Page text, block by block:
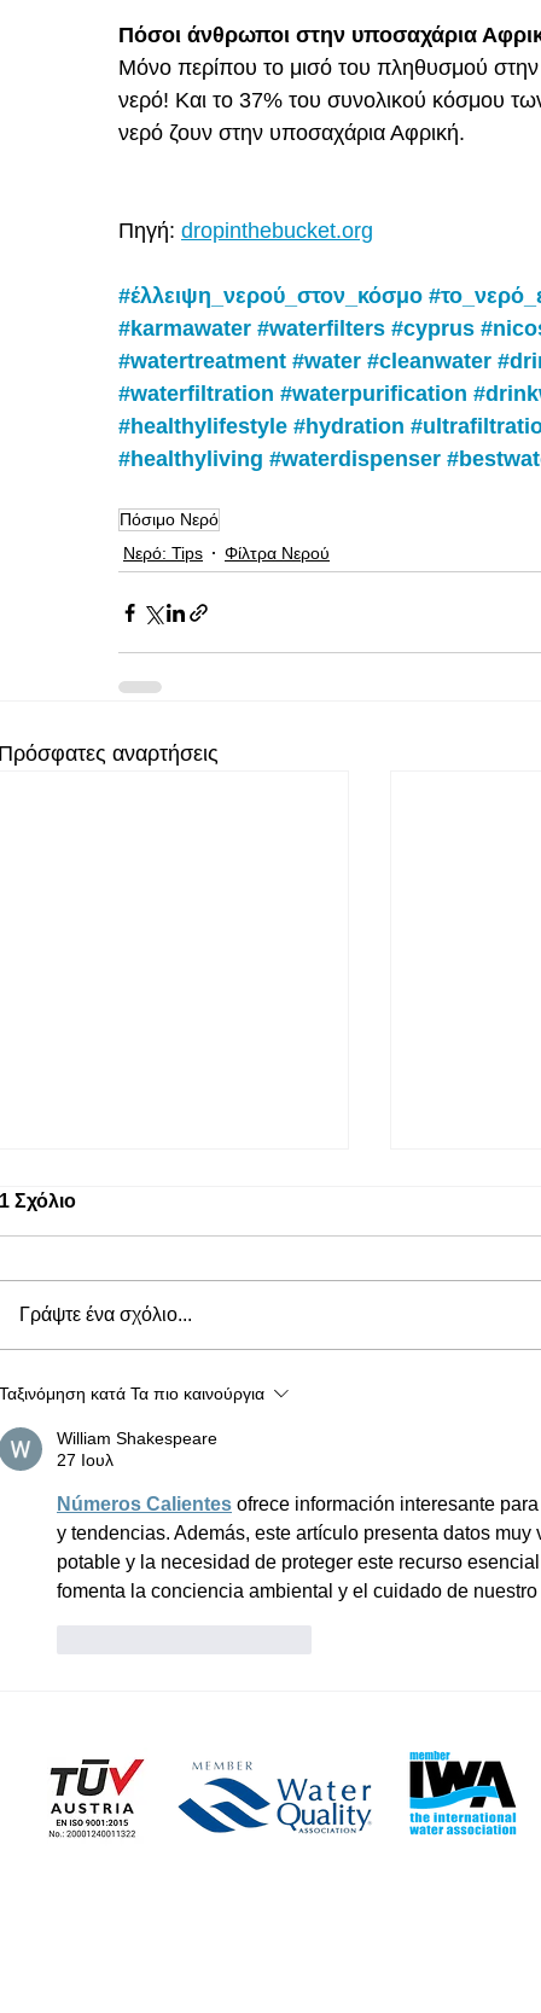
Πόσοι άνθρωποι στην υποσαχάρια
Μόνο περίπου το μισό του πληθυσμού
νερό! Και το 37% του συνολικού κόσμου
νερό ζουν στην υποσαχάρια Αφρική.
Πηγή: dropinthebucket.org
#έλλειψη_νερού_στον_κόσμο
#karmawater #waterfilters #cyprus
#watertreatment #water #cleanwater
#waterfiltration #waterpurification
#healthylifestyle #hydration
#healthyliving #waterdispenser
Πόσιμο Νερό
Νερό: Tips
Φίλτρα Νερού
αναρτήσεις
Πόσο νερό χρειάζεται να
πίνουμε την ημέρα — και τι
συμβαίνει αν δεν το
κάνουμε
της ζωής
1 Σχόλιο
Γράψτε ένα σχόλιο...
Ταξινόμηση κατά Τα πιο καινούργια
William Shakespeare
27 Ιουλ
Números Calientes ofrece información interesante
y tendencias. Además, este artículo presenta datos
potable y la necesidad de proteger este recurso
fomenta la conciencia ambiental y el cuidado de